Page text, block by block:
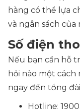
hàng có thể lựa
và ngân sách của
Số điện
Nếu bạn cần hỗ
hỏi nào một cách
ngay đến tổng
Hotline: